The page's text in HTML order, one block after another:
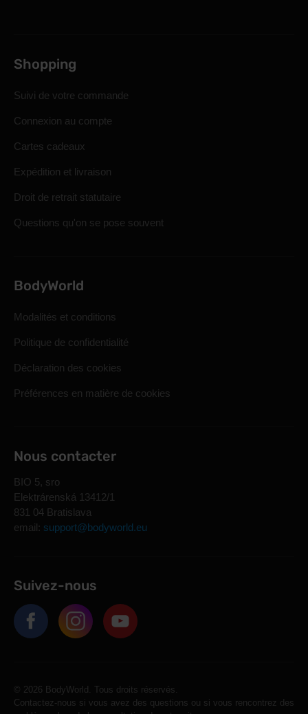
Shopping
Suivi de votre commande
Connexion au compte
Cartes cadeaux
Expédition et livraison
Droit de retrait statutaire
Questions qu'on se pose souvent
BodyWorld
Modalités et conditions
Politique de confidentialité
Déclaration des cookies
Préférences en matière de cookies
Nous contacter
BIO 5, sro
Elektrárenská 13412/1
831 04 Bratislava
email: support@bodyworld.eu
Suivez-nous
© 2026 BodyWorld. Tous droits réservés.
Contactez-nous si vous avez des questions ou si vous rencontrez des